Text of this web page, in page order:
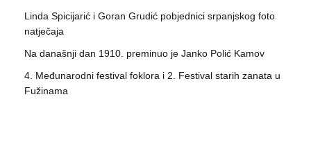
Linda Spicijarić i Goran Grudić pobjednici srpanjskog foto
natječaja
Na današnji dan 1910. preminuo je Janko Polić Kamov
4. Međunarodni festival foklora i 2. Festival starih zanata u
Fužinama